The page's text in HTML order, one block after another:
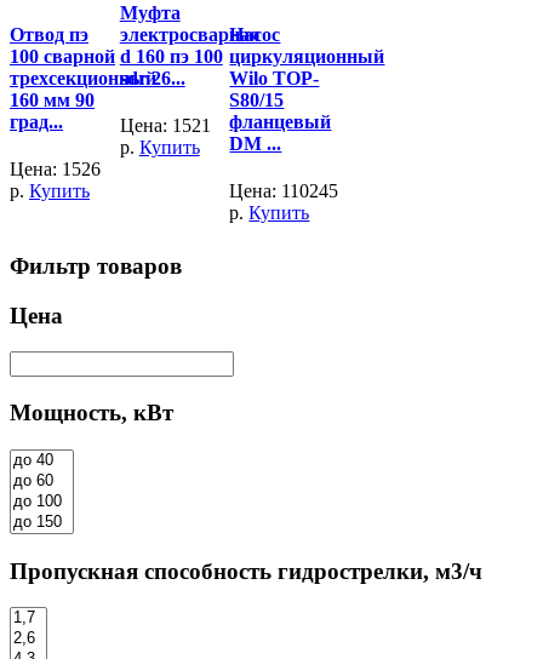
Отвод пэ
100 сварной
трехсекционный
160 мм 90
град...
Цена: 1526
р. Купить
Муфта
электросварная
d 160 пэ 100
sdr 26...
Цена: 1521
р. Купить
Насос
циркуляционный
Wilo TOP-
S80/15
фланцевый
DM ...
Цена: 110245
р. Купить
Фильтр товаров
Цена
Мощность, кВт
Пропускная способность гидрострелки, м3/ч